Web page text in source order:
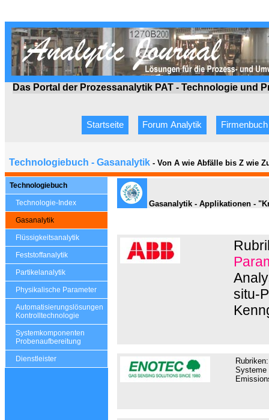
Das Portal der Prozessanalytik PAT - Technologie und
Startseite Forum Analytik Firmenbuch
Technologiebuch - Gasanalytik - Von A wie Abfälle bis Z wie
Technologiebuch
Technologie-Index
Gasanalytik
Flüssigkeitsanalytik
Feststoffanalytik
Partikelanalytik
Physikalische Parameter
Automatisierungslösungen
Kontrolltechnologie
Systemkomponenten
Probenaufbereitung
Dienstleister
Gasanalytik - Applikationen -
situ-
Rubriken:
Systeme